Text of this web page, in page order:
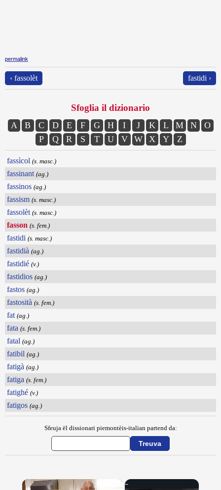
permalink
‹ fassolèt fastidi ›
Sfoglia il dizionario
A B C D E F G H I J K L M N
O
P
Q R S T U V W X Y Z
fassìcol (s. masc.)
fassinant (ag.)
fassinos (ag.)
fassism (s. masc.)
fassolèt (s. masc.)
fasson (s. fem.)
fastidi (s. masc.)
fastidià (ag.)
fastidié (v.)
fastidios (ag.)
fastos (ag.)
fastosità (s. fem.)
fat (ag.)
fata (s. fem.)
fatal (ag.)
fatibil (ag.)
fatigà (ag.)
fatiga (s. fem.)
fatighé (v.)
fatigos (ag.)
Sfeuja ël dissionari piemontèis-italian partend da: